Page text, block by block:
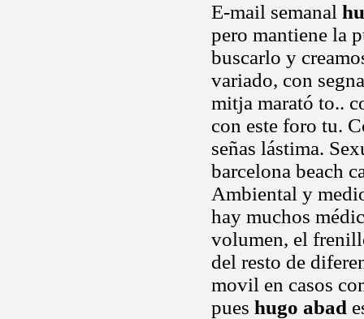
E-mail semanal
pero mantiene la
buscarlo y
variado, con
mitja marató to..
con este foro tu.
señas lástima.
barcelona beach
Ambiental y
hay muchos
volumen, el
del resto de
movil en casos
pues hugo abad